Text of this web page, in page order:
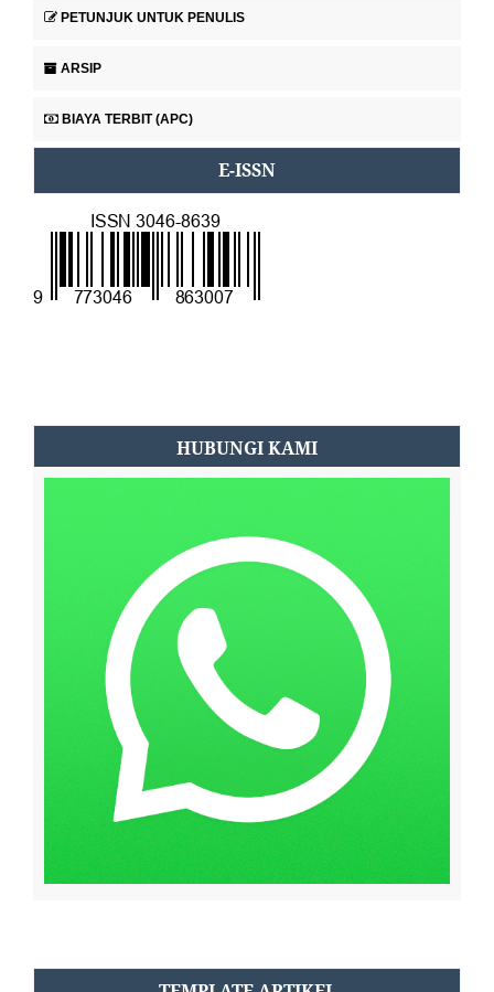
PETUNJUK UNTUK PENULIS
ARSIP
BIAYA TERBIT (APC)
E-ISSN
HUBUNGI KAMI